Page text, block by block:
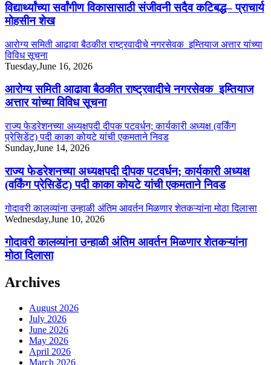
विद्यार्थ्यांच्या सर्वांगीण विकासासाठी संजीवनी सदैव कटिबद्ध– प्राचार्य
मोहसीन शेख
आरोग्य समिती आढावा बैठकीत राष्ट्रवादीचे नगरसेवक इम्तियाज अत्तार यांच्या
विविध सूचना
Tuesday,June 16, 2026
आरोग्य समिती आढावा बैठकीत राष्ट्रवादीचे नगरसेवक इम्तियाज
अत्तार यांच्या विविध सूचना
राज्य फेडरेशनच्या अध्यक्षपदी दीपक पटवर्धन; कार्यकारी अध्यक्ष (वर्किंग
प्रेसिडेंट) पदी काका कोयटे यांची एकमताने निवड
Sunday,June 14, 2026
राज्य फेडरेशनच्या अध्यक्षपदी दीपक पटवर्धन; कार्यकारी अध्यक्ष
(वर्किंग प्रेसिडेंट) पदी काका कोयटे यांची एकमताने निवड
गोदावरी कालव्यांना उन्हाळी अंतिम आवर्तन मिळणार शेतकऱ्यांना मोठा दिलासा
Wednesday,June 10, 2026
गोदावरी कालव्यांना उन्हाळी अंतिम आवर्तन मिळणार शेतकऱ्यांना
मोठा दिलासा
Archives
August 2026
July 2026
June 2026
May 2026
April 2026
March 2026